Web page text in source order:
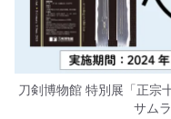
刀剣博物館 特別展「正宗
サム